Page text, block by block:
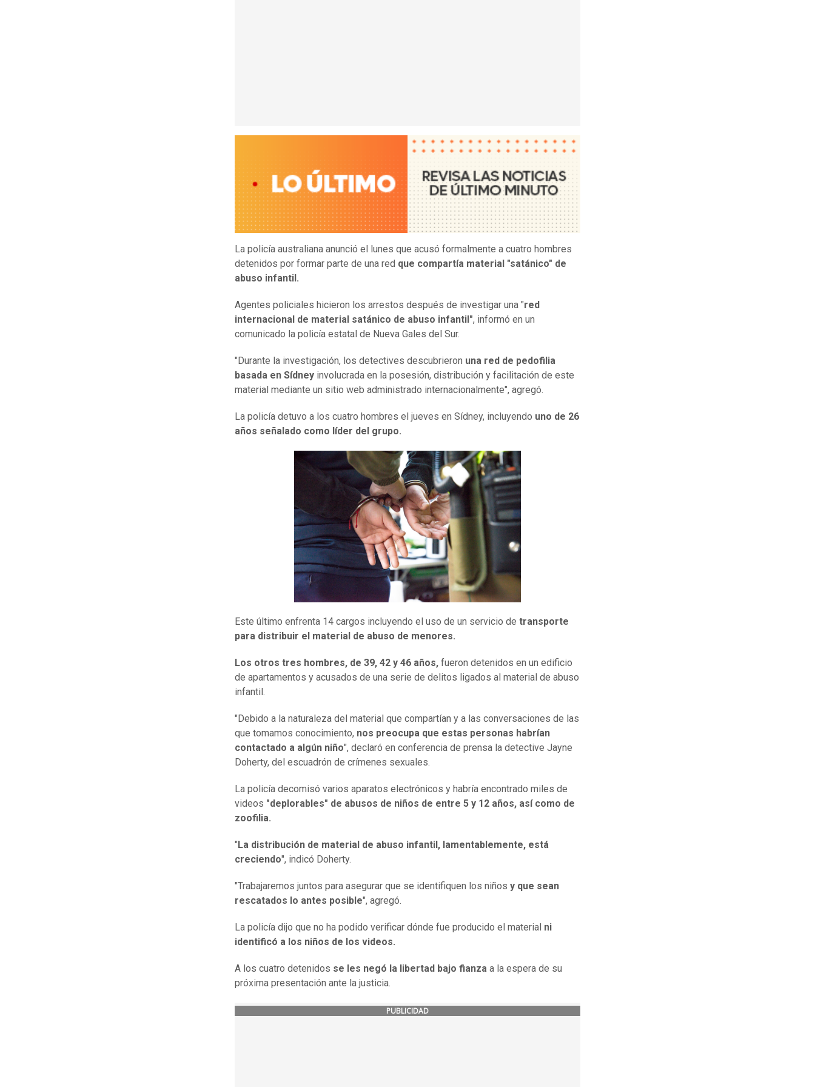
La policía australiana anunció el lunes que acusó formalmente a cuatro hombres
detenidos por formar parte de una red que compartía material "satánico" de
abuso infantil.
Agentes policiales hicieron los arrestos después de investigar una "red
internacional de material satánico de abuso infantil", informó en un
comunicado la policía estatal de Nueva Gales del Sur.
"Durante la investigación, los detectives descubrieron una red de pedofilia
basada en Sídney involucrada en la posesión, distribución y facilitación de este
material mediante un sitio web administrado internacionalmente", agregó.
La policía detuvo a los cuatro hombres el jueves en Sídney, incluyendo uno de 26
años señalado como líder del grupo.
Este último enfrenta 14 cargos incluyendo el uso de un servicio de transporte
para distribuir el material de abuso de menores.
Los otros tres hombres, de 39, 42 y 46 años, fueron detenidos en un edificio
de apartamentos y acusados de una serie de delitos ligados al material de abuso
infantil.
"Debido a la naturaleza del material que compartían y a las conversaciones de las
que tomamos conocimiento, nos preocupa que estas personas habrían
contactado a algún niño", declaró en conferencia de prensa la detective Jayne
Doherty, del escuadrón de crímenes sexuales.
La policía decomisó varios aparatos electrónicos y habría encontrado miles de
videos "deplorables" de abusos de niños de entre 5 y 12 años, así como de
zoofilia.
" La distribución de material de abuso infantil, lamentablemente, está
creciendo", indicó Doherty.
"Trabajaremos juntos para asegurar que se identifiquen los niños y que sean
rescatados lo antes posible", agregó.
La policía dijo que no ha podido verificar dónde fue producido el material ni
identificó a los niños de los videos.
A los cuatro detenidos se les negó la libertad bajo fianza a la espera de su
próxima presentación ante la justicia.
PUBLICIDAD